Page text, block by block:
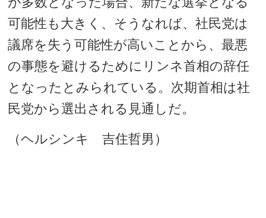
可能性も大きく、そうなれば、社民党は
議席を失う可能性が高いことから、最悪
の事態を避けるためにリンネ首相の辞任
となったとみられている。次期首相は社
民党から選出される見通しだ。
（ヘルシンキ 吉住哲男）